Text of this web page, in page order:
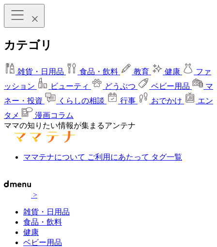
カテゴリ
雑貨・日用品 食品・飲料 教育 健康
ファ
ッション
ビューティ どうぶつ ベビー用品
マ
ネー・投資
くらしの相談 行事 おでかけ
エン
タメ
漫画コラム
ママの知りたい情報が集まるアンテナ
ママテナについて ご利用にあたって タグ一覧
>
雑貨・日用品
食品・飲料
健康
ベビー用品